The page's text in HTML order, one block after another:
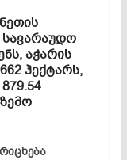
აჭარის
ჰექტარს,